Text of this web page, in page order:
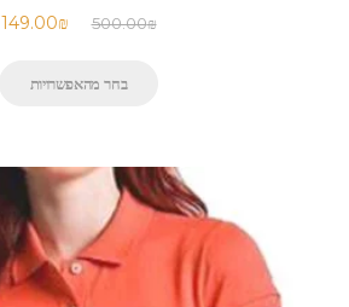
500.00₪
149.00₪
בחר מהאפשרויות